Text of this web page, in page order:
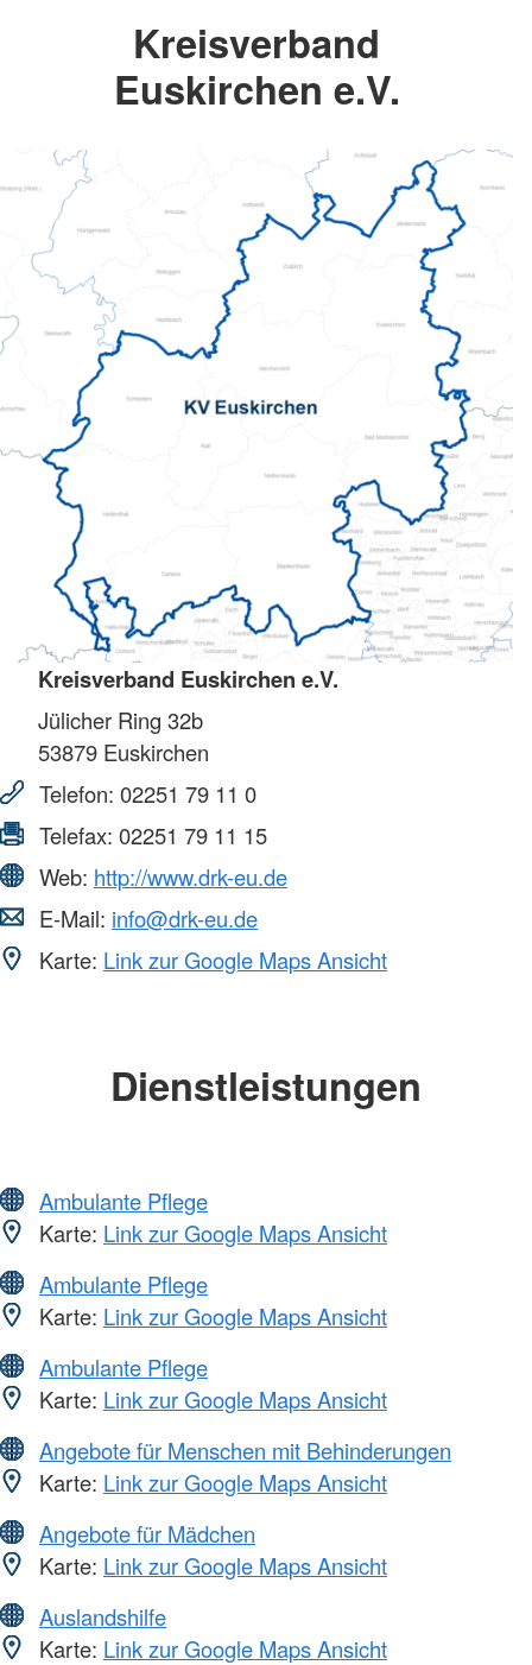
Kreisverband
Euskirchen e.V.
Kreisverband Euskirchen e.V.
Jülicher Ring 32b
53879 Euskirchen
Telefon: 02251 79 11 0
Telefax: 02251 79 11 15
Web: http://www.drk-eu.de
E-Mail: info@drk-eu.de
Karte: Link zur Google Maps Ansicht
Dienstleistungen
Ambulante Pflege
Karte: Link zur Google Maps Ansicht
Ambulante Pflege
Karte: Link zur Google Maps Ansicht
Ambulante Pflege
Karte: Link zur Google Maps Ansicht
Angebote für Menschen mit Behinderungen
Karte: Link zur Google Maps Ansicht
Angebote für Mädchen
Karte: Link zur Google Maps Ansicht
Auslandshilfe
Karte: Link zur Google Maps Ansicht